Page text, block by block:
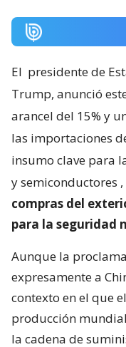
El presidente de
Trump, anunció
arancel del 15% y
las importaciones
insumo clave para
y semiconductores
compras del
para la seguridad
Aunque la
expresamente a
contexto en el que
producción
la cadena de